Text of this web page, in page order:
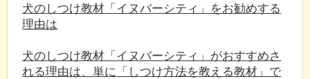
犬のしつけ教材「イヌバーシティ」をお勧めする
理由は
犬のしつけ教材「イヌバーシティ」がおすすめさ
れる理由は、単に「しつけ方法を教える教材」で